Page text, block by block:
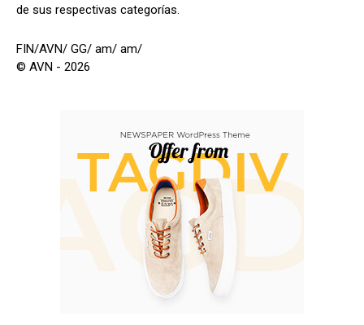
de sus respectivas categorías.
FIN/AVN/ GG/ am/ am/
© AVN - 2026